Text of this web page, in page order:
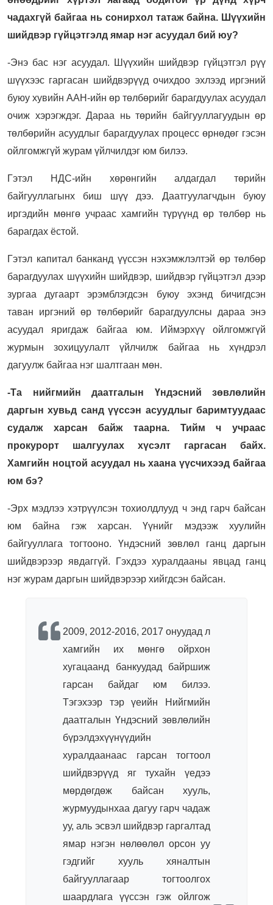
чадахгүй байгаа нь сонирхол татаж байна. Шүүхийн
шийдвэр гүйцэтгэлд ямар нэг асуудал бий юу?
-Энэ бас нэг асуудал. Шүүхийн шийдвэр гүйцэтгэл рүү
шүүхээс гаргасан шийдвэрүүд очихдоо эхлээд иргэний
буюу хувийн ААН-ийн өр төлбөрийг барагдуулах асуудал
очиж хэрэгждэг. Дараа нь төрийн байгууллагуудын өр
төлбөрийн асуудлыг барагдуулах процесс өрнөдөг гэсэн
ойлгомжгүй журам үйлчилдэг юм билээ.
Гэтэл НДС-ийн хөрөнгийн алдагдал төрийн
байгууллагынх биш шүү дээ. Даатгуулагчдын буюу
иргэдийн мөнгө учраас хамгийн түрүүнд өр төлбөр нь
барагдах ёстой.
Гэтэл капитал банканд үүссэн нэхэмжлэлтэй өр төлбөр
барагдуулах шүүхийн шийдвэр, шийдвэр гүйцэтгэл дээр
зургаа дугаарт эрэмблэгдсэн буюу эхэнд бичигдсэн
таван иргэний өр төлбөрийг барагдуулсны дараа энэ
асуудал яригдаж байгаа юм. Иймэрхүү ойлгомжгүй
журмын зохицуулалт үйлчилж байгаа нь хүндрэл
дагуулж байгаа нэг шалтгаан мөн.
-Та нийгмийн даатгалын Үндэсний зөвлөлийн
даргын хувьд санд үүссэн асуудлыг баримтуудаас
судалж харсан байж таарна. Тийм ч учраас
прокурорт шалгуулах хүсэлт гаргасан байх.
Хамгийн ноцтой асуудал нь хаана үүсчихээд байгаа
юм бэ?
-Эрх мэдлээ хэтрүүлсэн тохиолдлууд ч энд гарч байсан
юм байна гэж харсан. Үүнийг мэдээж хуулийн
байгууллага тогтооно. Үндэсний зөвлөл ганц даргын
шийдвэрээр явдаггүй. Гэхдээ хуралдааны явцад ганц
нэг журам даргын шийдвэрээр хийгдсэн байсан.
2009, 2012-2016, 2017 онуудад л
хамгийн их мөнгө ойрхон
хугацаанд банкуудад байршиж
гарсан байдаг юм билээ.
Тэгэхээр тэр үеийн Нийгмийн
даатгалын Үндэсний зөвлөлийн
бүрэлдэхүүнүүдийн
хуралдаанаас гарсан тогтоол
шийдвэрүүд яг тухайн үедээ
мөрдөгдөж байсан хууль,
журмуудынхаа дагуу гарч чадаж
уу, аль эсвэл шийдвэр гаргалтад
ямар нэгэн нөлөөлөл орсон уу
гэдгийг хууль хяналтын
байгууллагаар тогтоолгох
шаардлага үүссэн гэж ойлгож